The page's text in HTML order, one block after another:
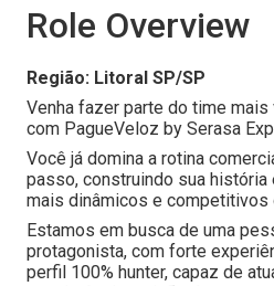
Role Overview
Região: Litoral SP/SP
Venha fazer parte do time
com PagueVeloz by Serasa
Você já domina a rotina
passo, construindo sua história
mais dinâmicos e competitivos
Estamos em busca de uma
protagonista, com forte
perfil 100% hunter, capaz de